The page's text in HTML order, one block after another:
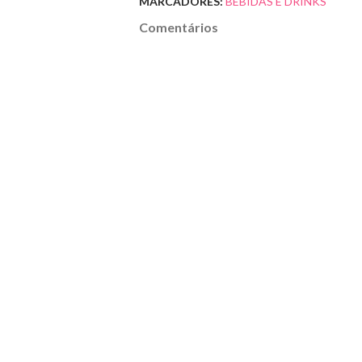
Comentários